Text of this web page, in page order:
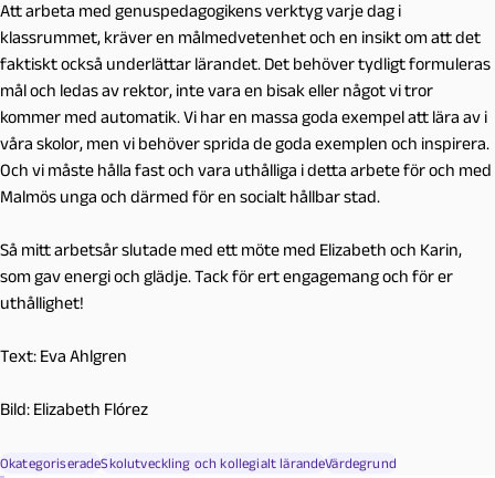
Att arbeta med genuspedagogikens verktyg varje dag i
klassrummet, kräver en målmedvetenhet och en insikt om att det
faktiskt också underlättar lärandet. Det behöver tydligt formuleras
mål och ledas av rektor, inte vara en bisak eller något vi tror
kommer med automatik. Vi har en massa goda exempel att lära av i
våra skolor, men vi behöver sprida de goda exemplen och inspirera.
Och vi måste hålla fast och vara uthålliga i detta arbete för och med
Malmös unga och därmed för en socialt hållbar stad.
Så mitt arbetsår slutade med ett möte med Elizabeth och Karin,
som gav energi och glädje. Tack för ert engagemang och för er
uthållighet!
Text: Eva Ahlgren
Bild: Elizabeth Flórez
OkategoriseradeSkolutveckling och kollegialt lärandeVärdegrund